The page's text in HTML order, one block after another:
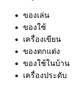
ของเล่น
ของใช้
เครื่องเขียน
ของตกแต่ง
ของใช้ในบ้าน
เครื่องประดับ